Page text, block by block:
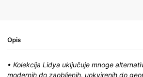
Opis
• Kolekcija Lidya uključuje mnoge
modernih do zaobljenih, uokvirenih do